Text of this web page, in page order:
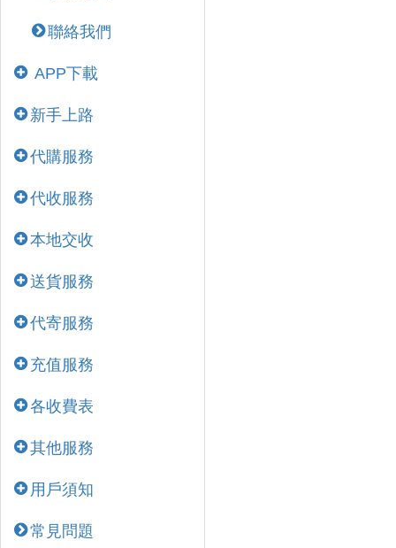
聯絡我們
APP下載
新手上路
代購服務
代收服務
本地交收
送貨服務
代寄服務
充值服務
各收費表
其他服務
用戶須知
常見問題